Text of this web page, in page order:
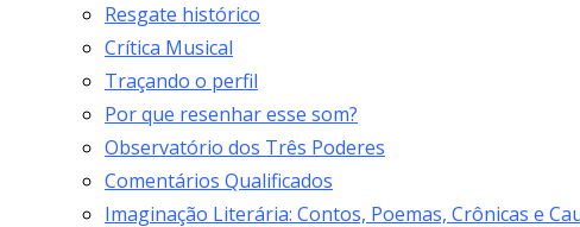
Resgate histórico
Crítica Musical
Traçando o perfil
Por que resenhar esse som?
Observatório dos Três Poderes
Comentários Qualificados
Imaginação Literária: Contos, Poemas, Crônicas e